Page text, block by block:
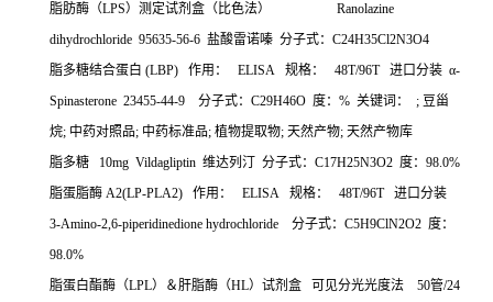
脂肪酶（LPS）测定试剂盒（比色法）
Ranolazine
dihydrochloride 95635-56-6 盐酸雷诺嗪 分子式： C24H35Cl2N3O4
脂多糖结合蛋白 (LBP) 作用： ELISA 规格： 48T/96T 进口分装 α-
Spinasterone 23455-44-9 分子式： C29H46O 度： % 关键词： ; 豆甾
烷; 中药对照品; 中药标准品; 植物提取物; 天然产物; 天然产物库
脂多糖 10mg Vildagliptin 维达列汀 分子式： C17H25N3O2 度： 98.0%
脂蛋脂酶 A2(LP-PLA2) 作用： ELISA 规格： 48T/96T 进口分装
3-Amino-2,6-piperidinedione hydrochloride 分子式： C5H9ClN2O2 度：
98.0%
脂蛋白酯酶（LPL）＆肝脂酶（HL）试剂盒 可见分光光度法 50管/24